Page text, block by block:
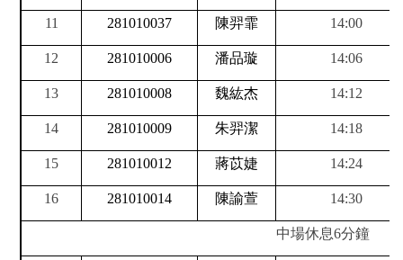
11 281010037 陳羿霏 14:00
12 281010006 潘品璇 14:06
13 281010008 魏紘杰 14:12
14 281010009 朱羿潔 14:18
15 281010012 蔣苡婕 14:24
16 281010014 陳諭萱 14:30
中場休息6分鐘